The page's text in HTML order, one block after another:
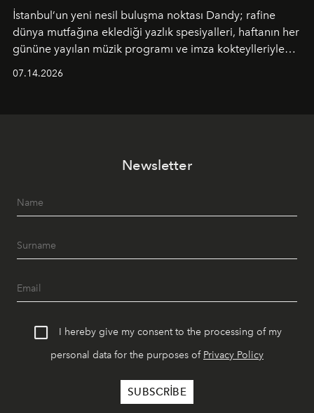
İstanbul’un yeni nesil buluşma noktası Dandy; rafine
dünya mutfağına eklediği yazlık spesiyalleri, haftanın her
gününe yayılan müzik programı ve imza kokteylleriyle
07.14.2026
Newsletter
I hereby give my consent to the processing of my
personal data for the purposes of Privacy Policy